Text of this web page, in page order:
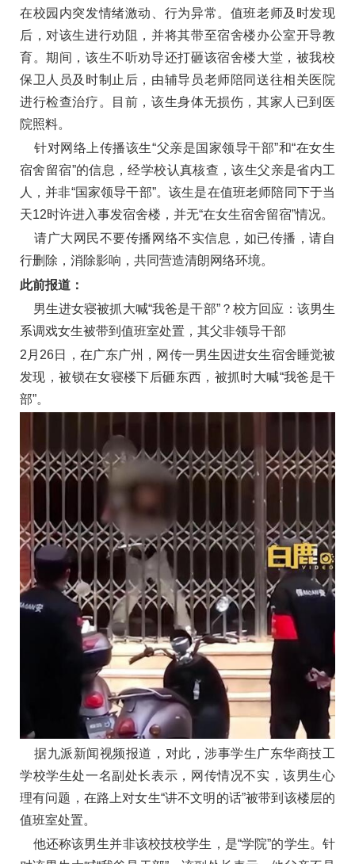
在校园内突发情绪激动、行为异常。值班老师及时发现
后，对该生进行劝阻，并将其带至宿舍楼办公室开导教
育。期间，该生不听劝导还打砸该宿舍楼大堂，被我校
保卫人员及时制止后，由辅导员老师陪同送往相关医院
进行检查治疗。目前，该生身体无损伤，其家人已到医
院照料。
针对网络上传播该生“父亲是国家领导干部”和“在女生
宿舍留宿”的信息，经学校认真核查，该生父亲是省内工
人，并非“国家领导干部”。该生是在值班老师陪同下于当
天12时许进入事发宿舍楼，并无“在女生宿舍留宿”情况。
请广大网民不要传播网络不实信息，如已传播，请自
行删除，消除影响，共同营造清朗网络环境。
此前报道：
男生进女寝被抓大喊“我爸是干部”？校方回应：该男生
系调戏女生被带到值班室处置，其父非领导干部
2月26日，在广东广州，网传一男生因进女生宿舍睡觉被
发现，被锁在女寝楼下后砸东西，被抓时大喊“我爸是干
部”。
据九派新闻视频报道，对此，涉事学生广东华商技工
学校学生处一名副处长表示，网传情况不实，该男生心
理有问题，在路上对女生“讲不文明的话”被带到该楼层的
值班室处置。
他还称该男生并非该校技校学生，是“学院”的学生。针